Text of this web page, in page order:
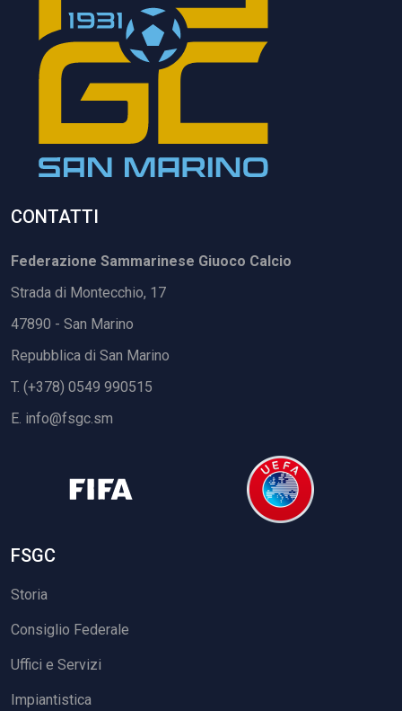
CONTATTI
Federazione Sammarinese Giuoco Calcio
Strada di Montecchio, 17
47890 - San Marino
Repubblica di San Marino
T. (+378) 0549 990515
E. info@fsgc.sm
FSGC
Storia
Consiglio Federale
Uffici e Servizi
Impiantistica